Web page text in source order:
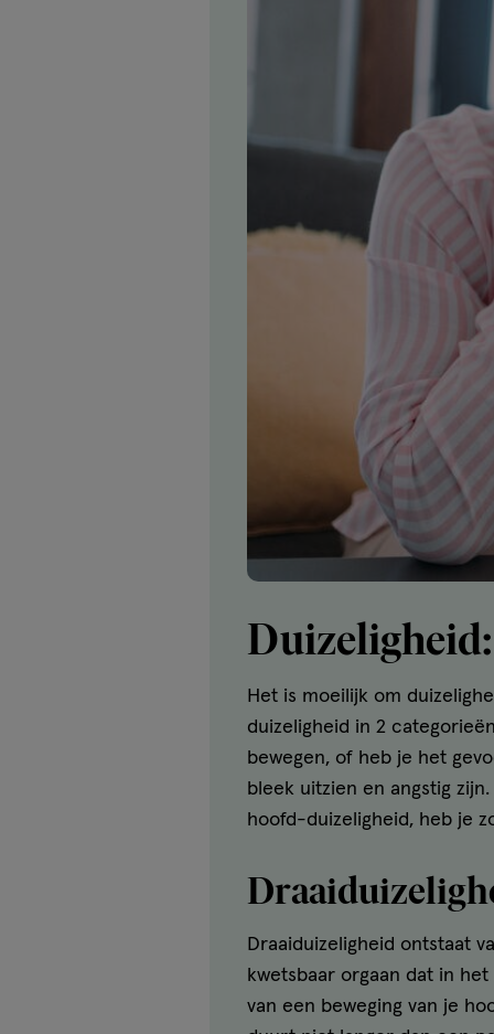
Het is moeilijk om
duizeligheid in 2
bewegen, of heb je het
bleek uitzien en angstig
hoofd-duizeligheid, heb je
Draaiduizeligheid ontstaat
kwetsbaar orgaan dat in
van een beweging van je